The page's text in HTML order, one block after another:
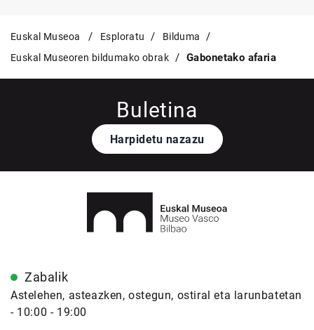
Euskal Museoa Esploratu
Bilduma
Euskal Museoren bildumako obrak
Gabonetako afaria
Buletina
Harpidetu nazazu
Zabalik
Astelehen, asteazken, ostegun, ostiral eta larunbatetan
- 10:00 - 19:00